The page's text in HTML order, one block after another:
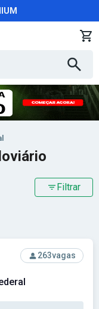
Filtrar
Federal263vagas